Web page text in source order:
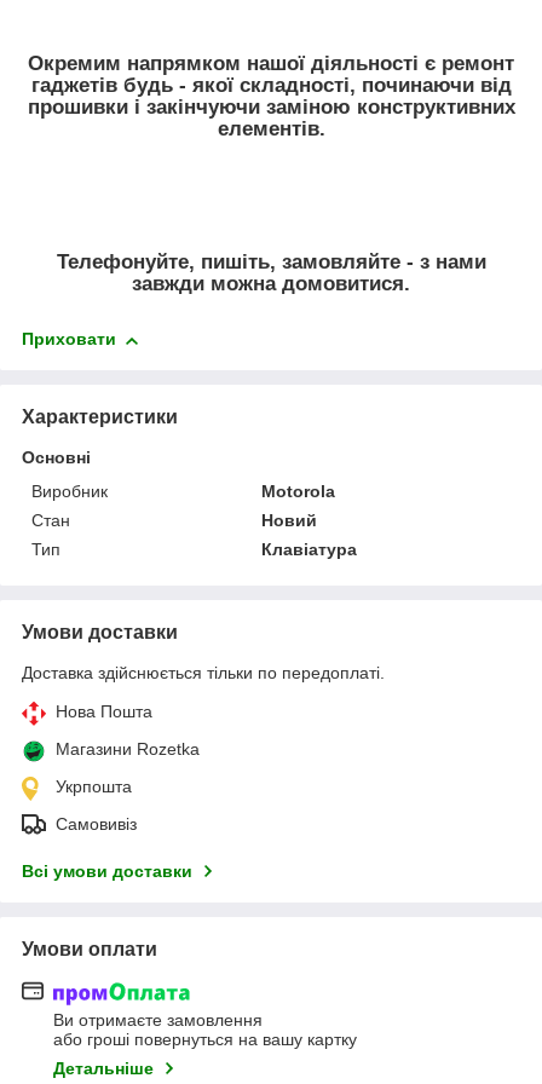
Окремим напрямком нашої діяльності є ремонт
гаджетів будь - якої складності, починаючи від
прошивки і закінчуючи заміною конструктивних
елементів.
Телефонуйте, пишіть, замовляйте - з нами
завжди можна домовитися.
Приховати
Характеристики
Основні
Виробник
Motorola
Стан
Новий
Тип
Клавіатура
Умови доставки
Доставка здійснюється тільки по передоплаті.
Нова Пошта
Магазини Rozetka
Укрпошта
Самовивіз
Всі умови доставки
Умови оплати
Ви отримаєте замовлення
або гроші повернуться на вашу картку
Детальніше